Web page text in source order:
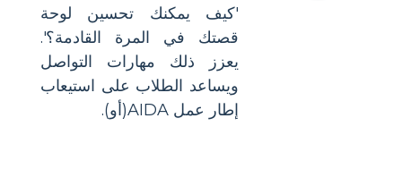
'كيف يمكنك تحسين لوحة
قصتك في المرة القادمة؟'.
يعزز ذلك مهارات التواصل
ويساعد الطلاب على استيعاب
إطار عمل AIDA(أو).